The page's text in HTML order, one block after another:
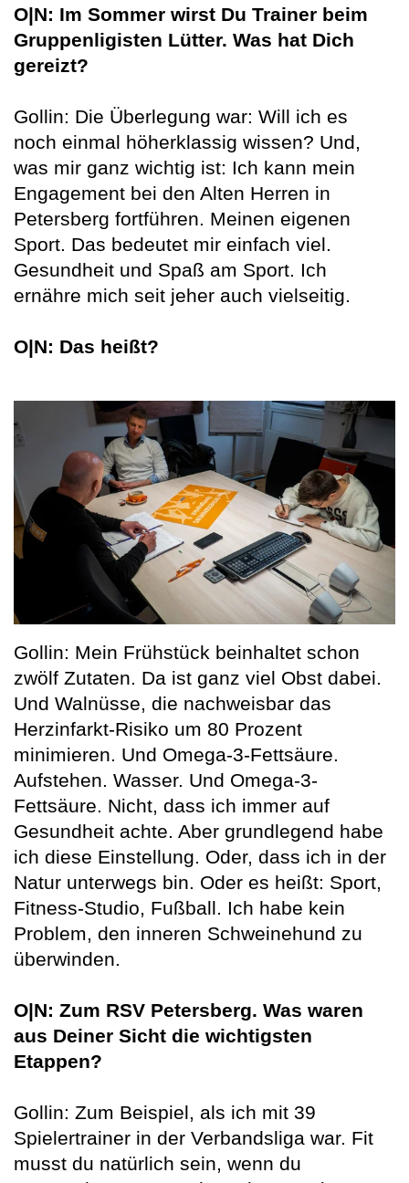
O|N: Im Sommer wirst Du Trainer beim
Gruppenligisten Lütter. Was hat Dich
gereizt?
Gollin: Die Überlegung war: Will ich es
noch einmal höherklassig wissen? Und,
was mir ganz wichtig ist: Ich kann mein
Engagement bei den Alten Herren in
Petersberg fortführen. Meinen eigenen
Sport. Das bedeutet mir einfach viel.
Gesundheit und Spaß am Sport. Ich
ernähre mich seit jeher auch vielseitig.
O|N: Das heißt?
Gollin: Mein Frühstück beinhaltet schon
zwölf Zutaten. Da ist ganz viel Obst dabei.
Und Walnüsse, die nachweisbar das
Herzinfarkt-Risiko um 80 Prozent
minimieren. Und Omega-3-Fettsäure.
Aufstehen. Wasser. Und Omega-3-
Fettsäure. Nicht, dass ich immer auf
Gesundheit achte. Aber grundlegend habe
ich diese Einstellung. Oder, dass ich in der
Natur unterwegs bin. Oder es heißt: Sport,
Fitness-Studio, Fußball. Ich habe kein
Problem, den inneren Schweinehund zu
überwinden.
O|N: Zum RSV Petersberg. Was waren
aus Deiner Sicht die wichtigsten
Etappen?
Gollin: Zum Beispiel, als ich mit 39
Spielertrainer in der Verbandsliga war. Fit
musst du natürlich sein, wenn du